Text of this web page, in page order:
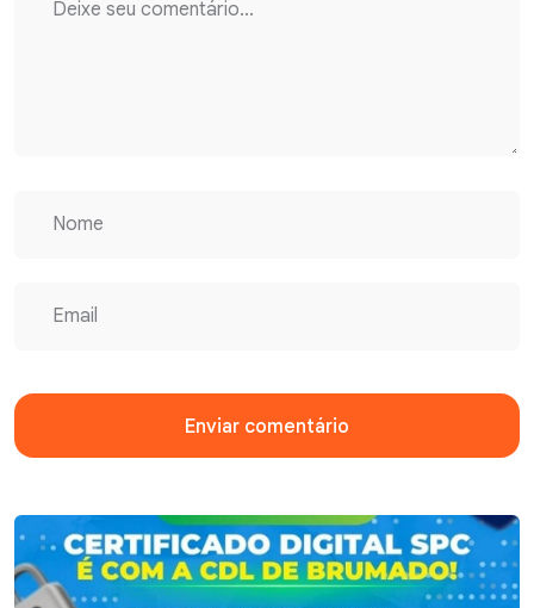
Enviar comentário